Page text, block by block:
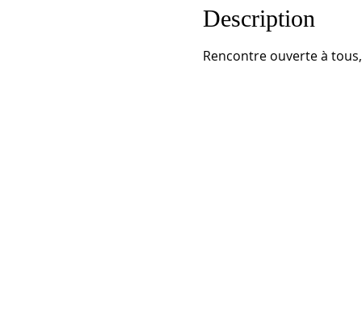
Description
Rencontre ouverte à